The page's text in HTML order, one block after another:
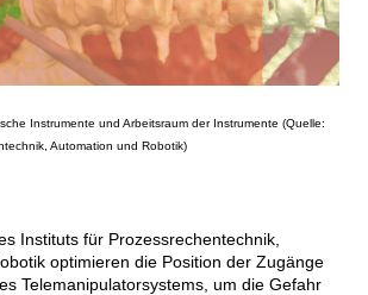
Instrumente und Arbeitsraum der Instrumente (Quelle:
Automation und Robotik)
Instituts für Prozessrechentechnik,
optimieren die Position der Zugänge
Telemanipulatorsystems, um die Gefahr